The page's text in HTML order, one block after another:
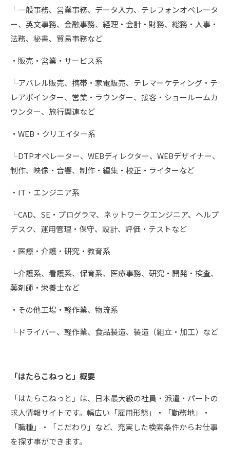
└一般事務、営業事務、データ入力、テレフォンオペレータ
ー、英文事務、金融事務、経理・会計・財務、総務・人事・
法務、秘書、貿易事務など
・販売・営業・サービス系
└アパレル販売、携帯・家電販売、テレマーケティング・テ
レアポインター、営業・ラウンダー、接客・ショールームカ
ウンター、旅行関連など
・WEB・クリエイター系
└DTPオペレーター、WEBディレクター、WEBデザイナー、
制作、映像・音響、制作・編集・校正・ライターなど
・IT・エンジニア系
└CAD、SE・プログラマ、ネットワークエンジニア、ヘルプ
デスク、運用管理・保守、設計、評価・テストなど
・医療・介護・研究・教育系
└介護系、看護系、保育系、医療事務、研究・開発・検査、
薬剤師・栄養士など
・その他工場・軽作業、物流系
└ドライバー、軽作業、食品製造、製造（組立・加工）など
「はたらこねっと」概要
「はたらこねっと」は、日本最大級の社員・派遣・パートの
求⼈情報サイトです。幅広い「雇⽤形態」・「勤務地」・
「職種」・「こだわり」など、充実した検索条件からお仕事
を探す事ができます。